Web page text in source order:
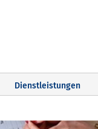
Dienstleistungen